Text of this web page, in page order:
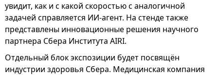
увидит, как и с какой скоростью с аналогичной
задачей справляется ИИ-агент. На стенде также
представлены инновационные решения научного
партнера Сбера Института AIRI.
Отдельный блок экспозиции будет посвящён
индустрии здоровья Сбера. Медицинская компания